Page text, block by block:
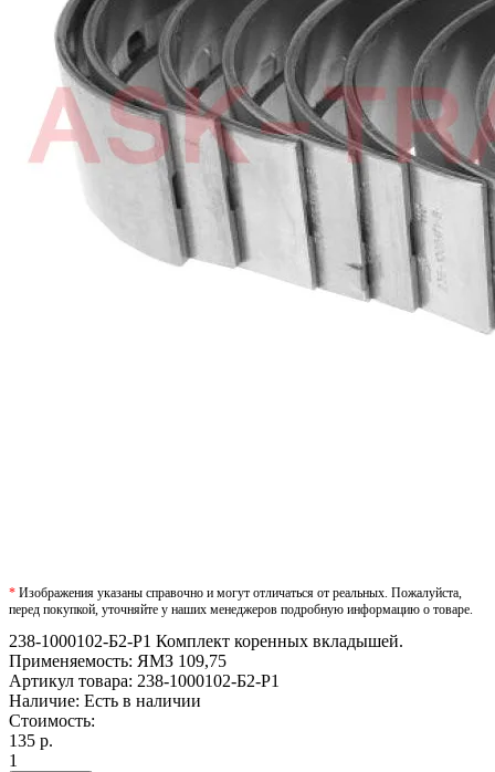
* Изображения указаны справочно и могут отличаться от реальных. Пожалуйста,
перед покупкой, уточняйте у наших менеджеров подробную информацию о товаре.
238-1000102-Б2-Р1 Комплект коренных вкладышей.
Применяемость: ЯМЗ 109,75
Артикул товара: 238-1000102-Б2-Р1
Наличие: Есть в наличии
Стоимость:
135 р.
1